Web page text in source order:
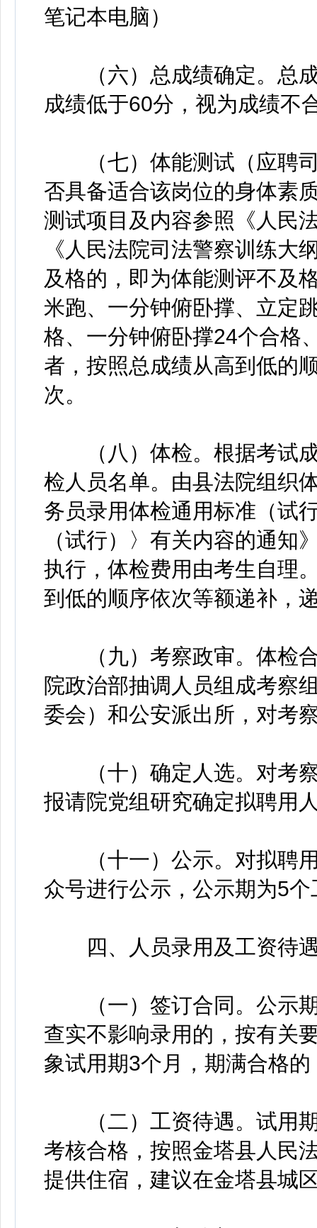
笔记本电脑）
（六）总成绩确定。总成
成绩低于60分，视为成绩不
（七）体能测试（应聘司
否具备适合该岗位的身体素
测试项目及内容参照《人民
《人民法院司法警察训练大
及格的，即为体能测评不及
米跑、一分钟俯卧撑、立定
格、一分钟俯卧撑24个合格
者，按照总成绩从高到低的
次。
（八）体检。根据考试成
检人员名单。由县法院组织
务员录用体检通用标准（试
（试行）〉有关内容的通知
执行，体检费用由考生自理
到低的顺序依次等额递补，
（九）考察政审。体检合
院政治部抽调人员组成考察
委会）和公安派出所，对考
（十）确定人选。对考察
报请院党组研究确定拟聘用
（十一）公示。对拟聘用
众号进行公示，公示期为5个
四、人员录用及工资待
（一）签订合同。公示期
查实不影响录用的，按有关
象试用期3个月，期满合格
（二）工资待遇。试用期
考核合格，按照金塔县人民
提供住宿，建议在金塔县城